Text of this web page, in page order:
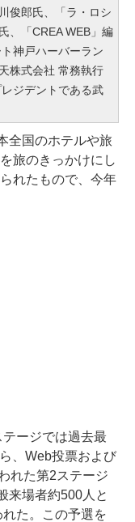
俊郎氏、「ラ・ロシ
、「CREA WEB」編
神戸ハーバーラン
株式会社 常務執行
ジデントである武
全国のホテルや旅
旅のきっかけにし
れたもので、今年
ージでは過去最
、Web投票および
れた第2ステージ
来場者約500人と
た。この予選を